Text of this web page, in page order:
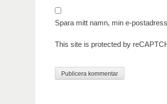
Spara mitt namn, min e-
This site is protected by